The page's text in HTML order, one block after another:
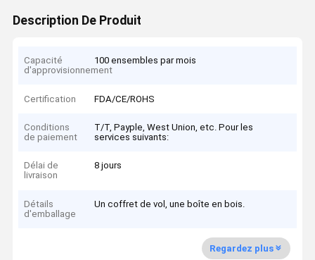
Description De Produit
Capacité
d'approvisionnement
100 ensembles par mois
Certification FDA/CE/ROHS
Conditions
de paiement
T/T, Payple, West Union, etc. Pour les
services suivants:
Délai de
livraison
8 jours
Détails
d'emballage
Un coffret de vol, une boîte en bois.
Regardez plus